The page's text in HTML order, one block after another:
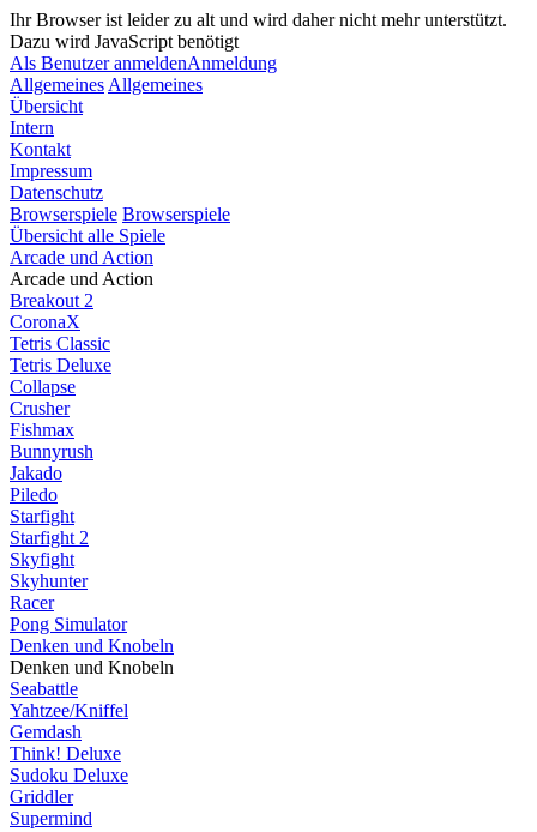
Ihr Browser ist leider zu alt und wird daher nicht mehr unterstützt.
Dazu wird JavaScript benötigt
Als Benutzer anmeldenAnmeldung
Allgemeines Allgemeines
Übersicht
Intern
Kontakt
Impressum
Datenschutz
Browserspiele Browserspiele
Übersicht alle Spiele
Arcade und Action
Arcade und Action
Breakout 2
CoronaX
Tetris Classic
Tetris Deluxe
Collapse
Crusher
Fishmax
Bunnyrush
Jakado
Piledo
Starfight
Starfight 2
Skyfight
Skyhunter
Racer
Pong Simulator
Denken und Knobeln
Denken und Knobeln
Seabattle
Yahtzee/Kniffel
Gemdash
Think! Deluxe
Sudoku Deluxe
Griddler
Supermind